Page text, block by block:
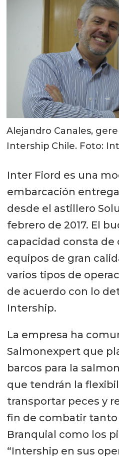
Alejandro Canales,
Intership Chile. Foto:
Inter Fiord es una
embarcación
desde el astillero
febrero de 2017. El
capacidad consta
equipos de gran
varios tipos de
de acuerdo con lo
Intership.
La empresa ha
Salmonexpert que
barcos para la
que tendrán la
transportar peces y
fin de combatir tanto
Branquial como los
“Intership en sus